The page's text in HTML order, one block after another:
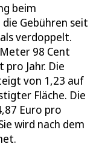
beim
Gebühren seit
verdoppelt.
98 Cent
Jahr. Die
von 1,23 auf
Fläche. Die
Euro pro
wird nach dem